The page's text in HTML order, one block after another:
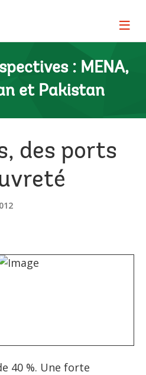
Page
: MENA,
et Pakistan
des ports
40 %. Une forte